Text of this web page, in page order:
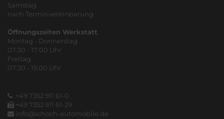
Samstag
nach Terminvereinbarung
Öffnungszeiten Werkstatt
Montag - Donnerstag
07:30 - 17:00 Uhr
Freitag
07:30 - 15:00 Uhr
+49 7352 911 61-0
+49 7352 911 61-29
info@schoch-automobile.de